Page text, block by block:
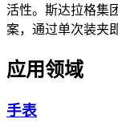
活性。斯达拉格集
案，通过单次装夹
应用领域
手表